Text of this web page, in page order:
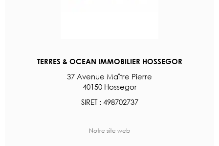
TERRES & OCEAN IMMOBILIER HOSSEGOR
37 Avenue Maître Pierre
40150 Hossegor
SIRET : 498702737
Notre site web